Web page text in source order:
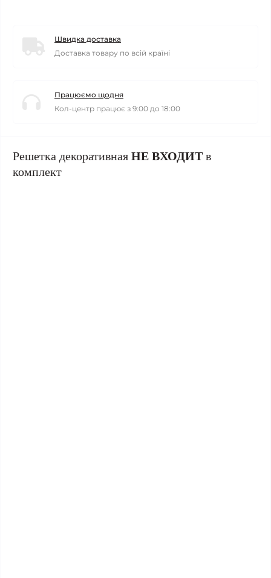
Швидка доставка
Доставка товару по всій країні
Працюємо щодня
Кол-центр працює з 9:00 до 18:00
Решетка декоративная НЕ ВХОДИТ в
комплект